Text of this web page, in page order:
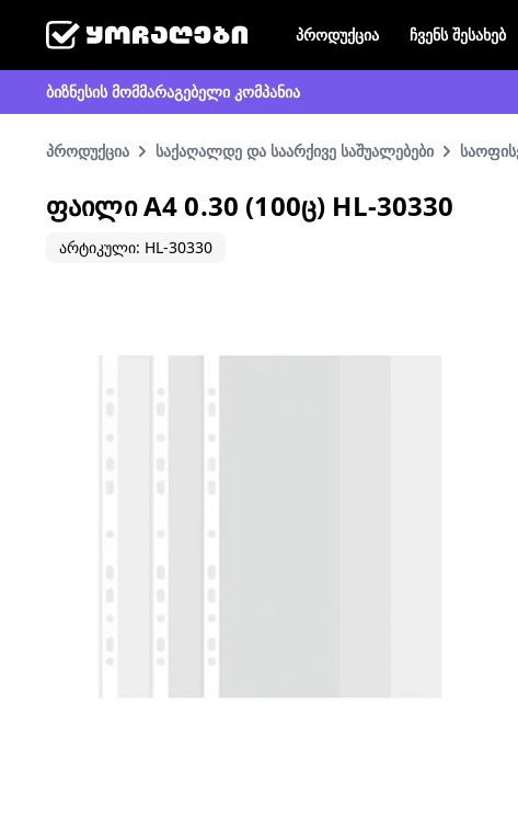
პროდუქცია ჩვენს შესახებ
ბიზნესის მომმარაგებელი კომპანია
პროდუქცია საქაღალდე და საარქივე საშუალებები
ᲤᲐᲘᲚᲘ A4 0.30 (100Ც) HL-30330
არტიკული: HL-30330